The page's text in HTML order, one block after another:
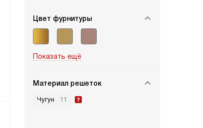
Цвет фурнитуры
Показать ещё
Материал решеток
Чугун 11